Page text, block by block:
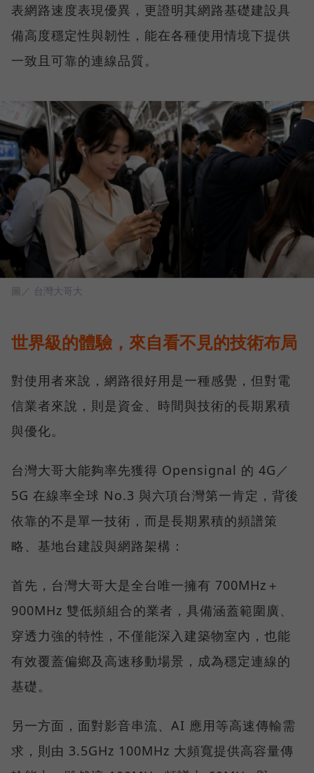
表網路速度表現優異，更證明其網路基礎建設具
備高度穩定性與韌性，能在各種使用情境下提供
一致且可靠的連線品質。
圖／ 台灣大哥大
世界級的體驗，來自看不見的技術布局
對使用者來說，網路很好用是一種感覺，但對電
信業者來說，則是資金、時間與技術的長期累積
與優化。
台灣大哥大能夠率先獲得 Opensignal 的 4G／
5G 在線率全球 No.3 與六項台灣第一肯定，背後
依靠的不是單一技術，而是長期累積的頻譜策
略、基地台建設與網路架構：
首先，台灣大哥大是全台唯一擁有 700MHz＋
900MHz 雙低頻組合的業者，具備涵蓋範圍廣、
穿透力強的特性，不僅能深入建築物室內，也能
有效覆蓋偏鄉及高速移動場景，成為穩定連線的
基礎。
另一方面，面對影音串流、AI 應用等高速傳輸需
求，則由 3.5GHz 100MHz 大頻寬提供高容量傳